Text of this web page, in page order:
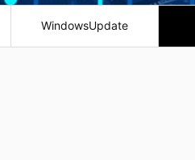
WindowsUpdate